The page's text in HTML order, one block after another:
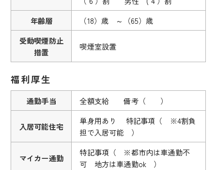
年齢層
（18）歳 ～（65）歳
受動喫煙防止
措置
喫煙室設置
福利厚生
通勤手当 全額支給 備考（ ）
入居可能住宅
単身用あり 特記事項（ ※4割負
担で入居可能 ）
マイカー通勤
特記事項（ ※都市内は車通勤不
可 地方は車通勤ok ）